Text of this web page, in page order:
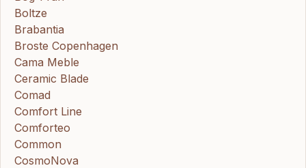
Boltze
Brabantia
Broste Copenhagen
Cama Meble
Ceramic Blade
Comad
Comfort Line
Comforteo
Common
CosmoNova